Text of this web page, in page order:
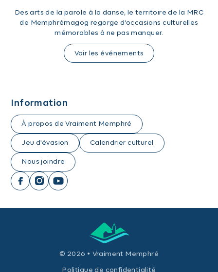
Des arts de la parole à la danse, le territoire de la MRC
de Memphrémagog regorge d'occasions culturelles
mémorables à ne pas manquer.
Voir les événements
Information
À propos de Vraiment Memphré
Jeu d'évasion Calendrier culturel
Nous joindre
© 2026 • Vraiment Memphré
Politique de confidentialité